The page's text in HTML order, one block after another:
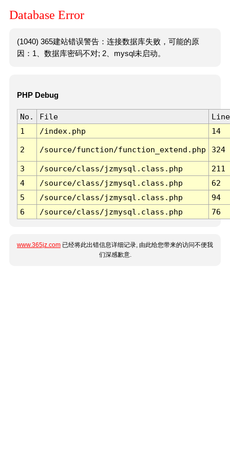
Database Error
(1040) 365建站错误警告：连接数据库失败，可能的原
因：1、数据库密码不对; 2、mysql未启动。
PHP Debug
No. File
Line
1
/index.php 14
2 /source/function/function_extend.php 324
3 /source/class/jzmysql.class.php
211
4
/source/class/jzmysql.class.php
62
5
/source/class/jzmysql.class.php
94
6
/source/class/jzmysql.class.php 76
www.365jz.com 已经将此出错信息详细记录, 由此给您带来的访问不便我
们深感歉意.